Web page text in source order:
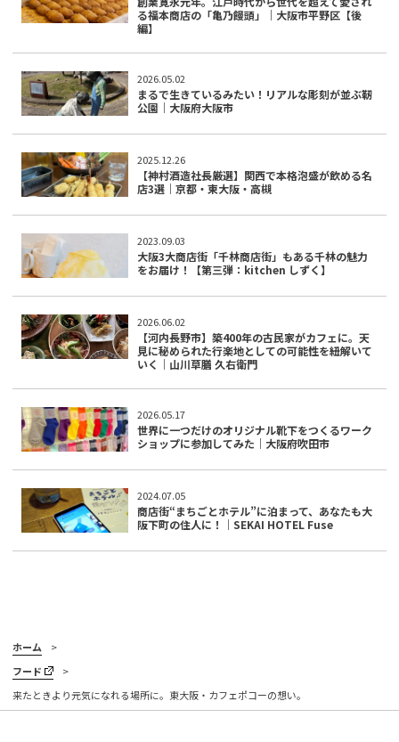
る福本商店の「亀乃饅頭」｜大阪市平野区【後
編】
2026.05.02
まるで生きているみたい！リアルな彫刻が並ぶ靭
公園｜大阪府大阪市
2025.12.26
【神村酒造社長厳選】関西で本格泡盛が飲める名
店3選｜京都・東大阪・高槻
2023.09.03
大阪3大商店街「千林商店街」もある千林の魅力
をお届け！【第三弾：kitchen しずく】
2026.06.02
【河内長野市】築400年の古民家がカフェに。天
見に秘められた行楽地としての可能性を紐解いて
いく｜山川草膳 久右衛門
2026.05.17
世界に一つだけのオリジナル靴下をつくるワーク
ショップに参加してみた｜大阪府吹田市
2024.07.05
商店街“まちごとホテル”に泊まって、あなたも大
阪下町の住人に！｜SEKAI HOTEL Fuse
ホーム
フード
来たときより元気になれる場所に。東大阪・カフェポコーの想い。